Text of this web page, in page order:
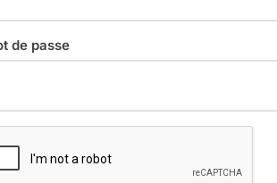
de passe